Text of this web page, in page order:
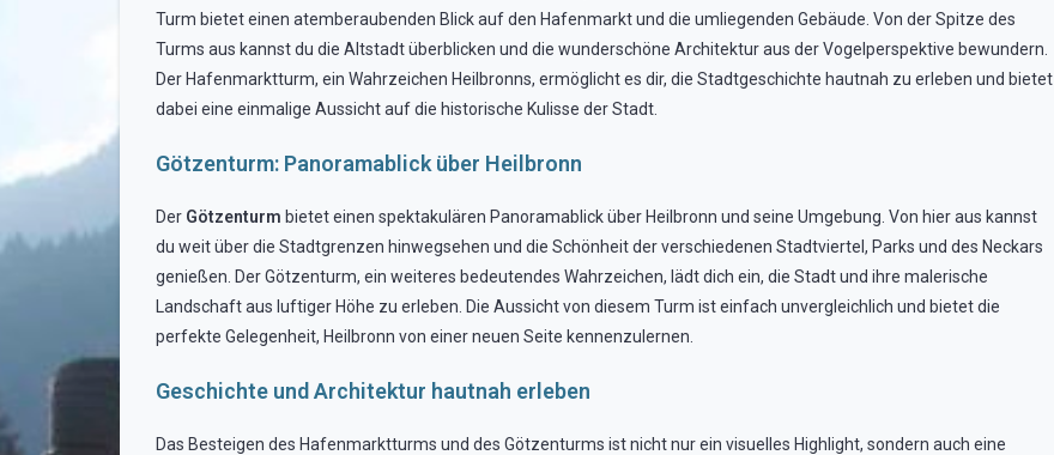
Turm bietet einen atemberaubenden Blick auf den Hafenmarkt und die umliegenden Gebäude. Von der Spitze des
Turms aus kannst du die Altstadt überblicken und die wunderschöne Architektur aus der Vogelperspektive bewundern.
Der Hafenmarktturm, ein Wahrzeichen Heilbronns, ermöglicht es dir, die Stadtgeschichte hautnah zu erleben und bietet
dabei eine einmalige Aussicht auf die historische Kulisse der Stadt.
Götzenturm: Panoramablick über Heilbronn
Der Götzenturm bietet einen spektakulären Panoramablick über Heilbronn und seine Umgebung. Von hier aus kannst
du weit über die Stadtgrenzen hinwegsehen und die Schönheit der verschiedenen Stadtviertel, Parks und des Neckars
genießen. Der Götzenturm, ein weiteres bedeutendes Wahrzeichen, lädt dich ein, die Stadt und ihre malerische
Landschaft aus luftiger Höhe zu erleben. Die Aussicht von diesem Turm ist einfach unvergleichlich und bietet die
perfekte Gelegenheit, Heilbronn von einer neuen Seite kennenzulernen.
Geschichte und Architektur hautnah erleben
Das Besteigen des Hafenmarktturms und des Götzenturms ist nicht nur ein visuelles Highlight, sondern auch eine